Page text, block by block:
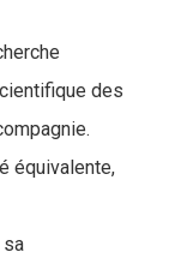
des
équivalente,
sa